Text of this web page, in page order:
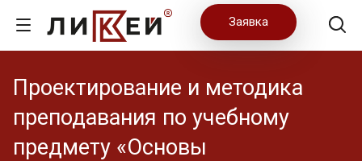
Заявка
Проектирование и методика
преподавания по учебному
предмету «Основы